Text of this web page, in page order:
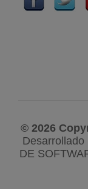
© 2026
Desarrollado
DE